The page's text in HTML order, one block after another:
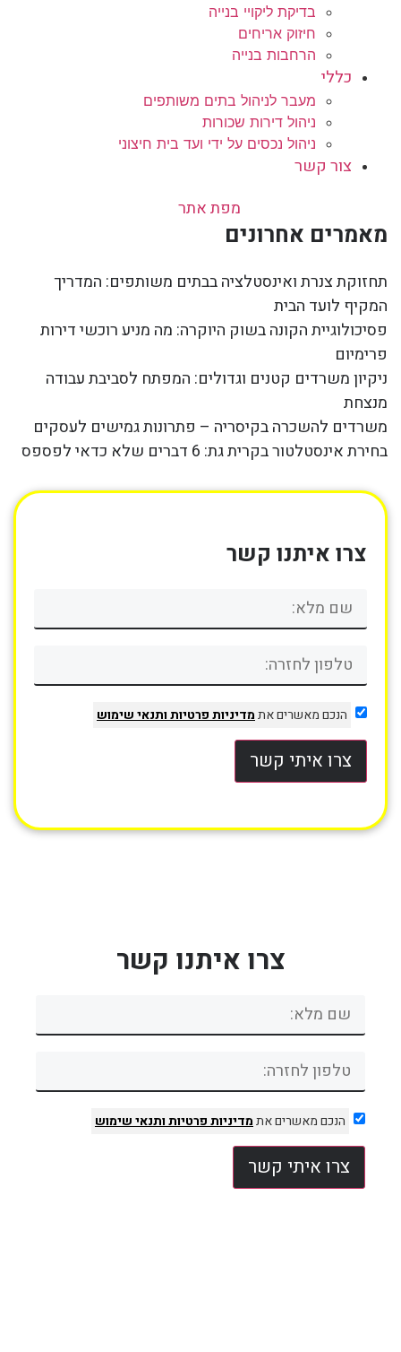
בדיקת ליקויי בנייה
חיזוק אריחים
הרחבות בנייה
כללי
מעבר לניהול בתים משותפים
ניהול דירות שכורות
ניהול נכסים על ידי ועד בית חיצוני
צור קשר
מפת אתר
מאמרים אחרונים
תחזוקת צנרת ואינסטלציה בבתים משותפים: המדריך
המקיף לועד הבית
פסיכולוגיית הקונה בשוק היוקרה: מה מניע רוכשי דירות
פרימיום
ניקיון משרדים קטנים וגדולים: המפתח לסביבת עבודה
מנצחת
משרדים להשכרה בקיסריה – פתרונות גמישים לעסקים
בחירת אינסטלטור בקרית גת: 6 דברים שלא כדאי לפספס
צרו איתנו קשר
הנכם מאשרים אתמדיניות פרטיותותנאי שימוש
צרו איתי קשר
צרו איתנו קשר
הנכם מאשרים אתמדיניות פרטיותותנאי שימוש
צרו איתי קשר